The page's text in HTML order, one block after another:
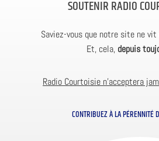
SOUTENIR RADIO
Saviez-vous que notre site ne vit
Et, cela, depuis
Radio Courtoisie n’acceptera
CONTRIBUEZ À LA PÉRENNITÉ